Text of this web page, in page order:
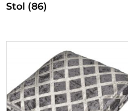
Stol (86)